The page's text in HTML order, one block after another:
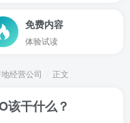
免费内容
体验试读
经营公司 正文
该干什么？